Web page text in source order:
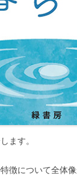
ます。
徴について全体